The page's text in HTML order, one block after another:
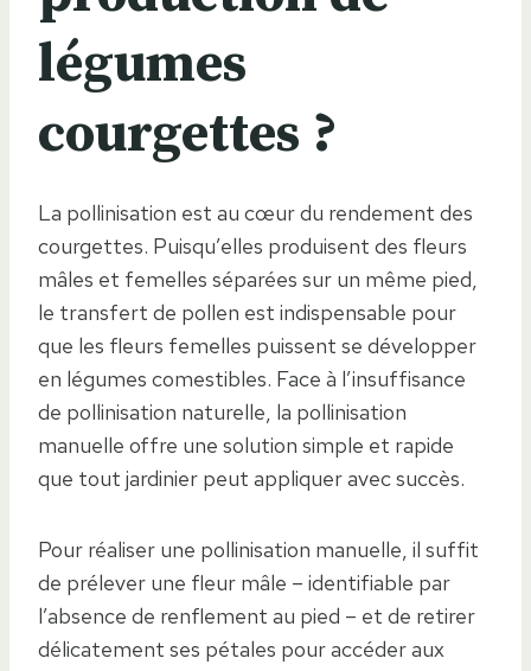
légumes
courgettes ?
La pollinisation est au cœur du rendement des
courgettes. Puisqu’elles produisent des fleurs
mâles et femelles séparées sur un même pied,
le transfert de pollen est indispensable pour
que les fleurs femelles puissent se développer
en légumes comestibles. Face à l’insuffisance
de pollinisation naturelle, la pollinisation
manuelle offre une solution simple et rapide
que tout jardinier peut appliquer avec succès.
Pour réaliser une pollinisation manuelle, il suffit
de prélever une fleur mâle – identifiable par
l’absence de renflement au pied – et de retirer
délicatement ses pétales pour accéder aux